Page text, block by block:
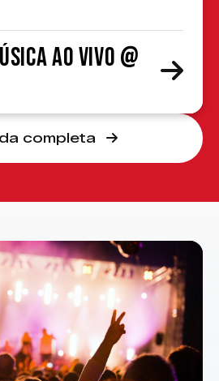
ao Vivo @
completa